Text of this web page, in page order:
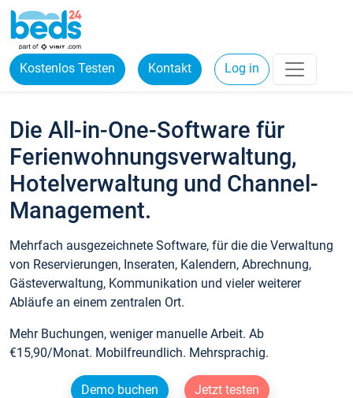
Kostenlos Testen Kontakt Log in
Die All-in-One-Software für
Ferienwohnungsverwaltung,
Hotelverwaltung und Channel-
Management.
Mehrfach ausgezeichnete Software, für die die Verwaltung
von Reservierungen, Inseraten, Kalendern, Abrechnung,
Gästeverwaltung, Kommunikation und vieler weiterer
Abläufe an einem zentralen Ort.
Mehr Buchungen, weniger manuelle Arbeit. Ab
€15,90/Monat. Mobilfreundlich. Mehrsprachig.
Demo buchen
Jetzt testen